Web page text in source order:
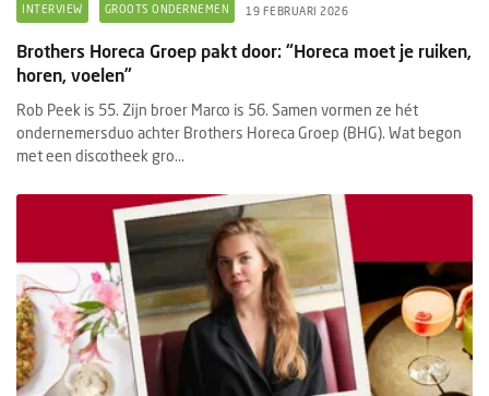
INTERVIEW GROOTS ONDERNEMEN 19 FEBRUARI 2026
Brothers Horeca Groep pakt door: “Horeca moet je ruiken,
horen, voelen”
Rob Peek is 55. Zijn broer Marco is 56. Samen vormen ze hét
ondernemersduo achter Brothers Horeca Groep (BHG). Wat begon
met een discotheek gro...